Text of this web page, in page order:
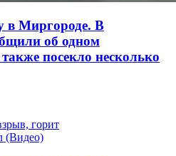
в Миргороде. В
об одном
посекло несколько